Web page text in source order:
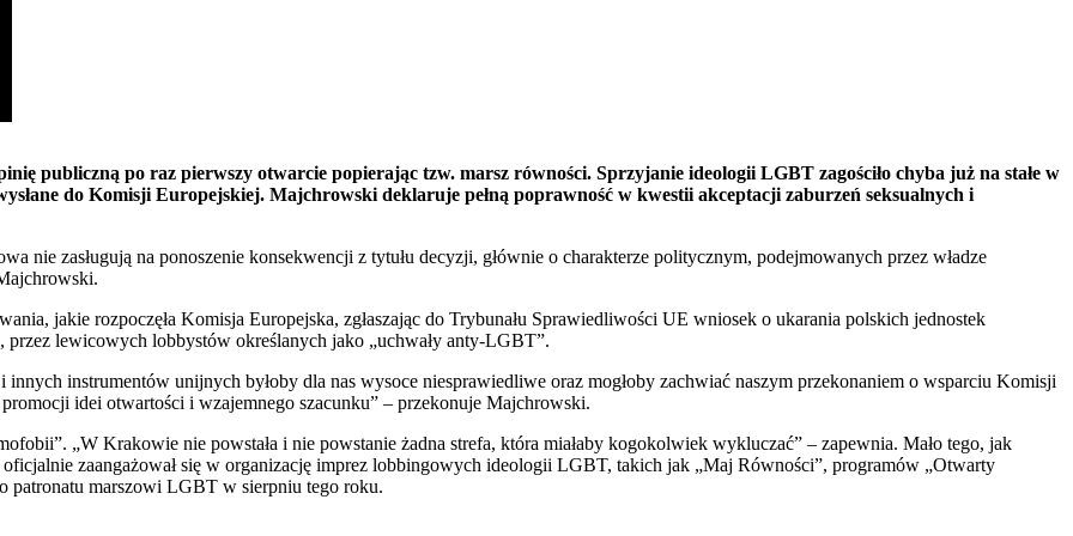
publiczną po raz pierwszy otwarcie popierając tzw. marsz równości. Sprzyjanie ideologii LGBT zagościło chyba już na stałe w
do Komisji Europejskiej. Majchrowski deklaruje pełną poprawność w kwestii akceptacji zaburzeń seksualnych i
nie zasługują na ponoszenie konsekwencji z tytułu decyzji, głównie o charakterze politycznym, podejmowanych przez władze
jakie rozpoczęła Komisja Europejska, zgłaszając do Trybunału Sprawiedliwości UE wniosek o ukarania polskich jednostek
lewicowych lobbystów określanych jako „uchwały anty-LGBT”.
instrumentów unijnych byłoby dla nas wysoce niesprawiedliwe oraz mogłoby zachwiać naszym przekonaniem o wsparciu Komisji
idei otwartości i wzajemnego szacunku” – przekonuje Majchrowski.
„W Krakowie nie powstała i nie powstanie żadna strefa, która miałaby kogokolwiek wykluczać” – zapewnia. Mało tego, jak
zaangażował się w organizację imprez lobbingowych ideologii LGBT, takich jak „Maj Równości”, programów „Otwarty
patronatu marszowi LGBT w sierpniu tego roku.